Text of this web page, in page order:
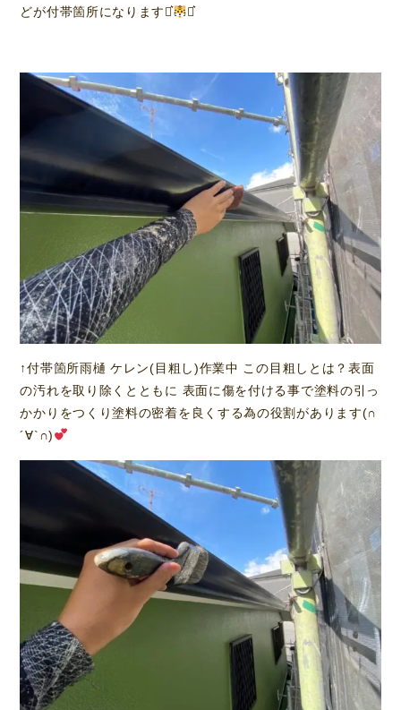
どが付帯箇所になります⋆͛
⋆͛
↑付帯箇所雨樋 ケレン(目粗し)作業中 この目粗しとは？表面
の汚れを取り除くとともに 表面に傷を付ける事で塗料の引っ
かかりをつくり塗料の密着を良くする為の役割があります(∩
´∀`∩)